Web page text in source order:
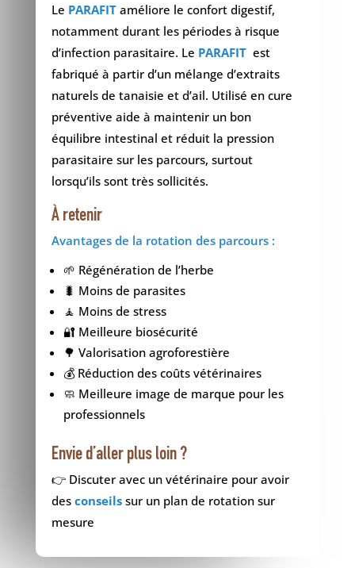
Le PARAFITaméliore le confort digestif,
notamment durant les périodes à risque
d’infection parasitaire. Le PARAFITest
fabriqué à partir d’un mélange d’extraits
naturels de tanaisie et d’ail. Utilisé en cure
préventive aide à maintenir un bon
équilibre intestinal et réduit la pression
parasitaire sur les parcours, surtout
lorsqu’ils sont très sollicités.
À retenir
Avantages de la rotation des parcours :
🌱 Régénération de l’herbe
🐛 Moins de parasites
🧘 Moins de stress
🔐 Meilleure biosécurité
🌳 Valorisation agroforestière
💰 Réduction des coûts vétérinaires
🧼 Meilleure image de marque pour les
professionnels
Envie d’aller plus loin ?
👉 Discuter avec un vétérinaire pour avoir
des conseilssur un plan de rotation sur
mesure